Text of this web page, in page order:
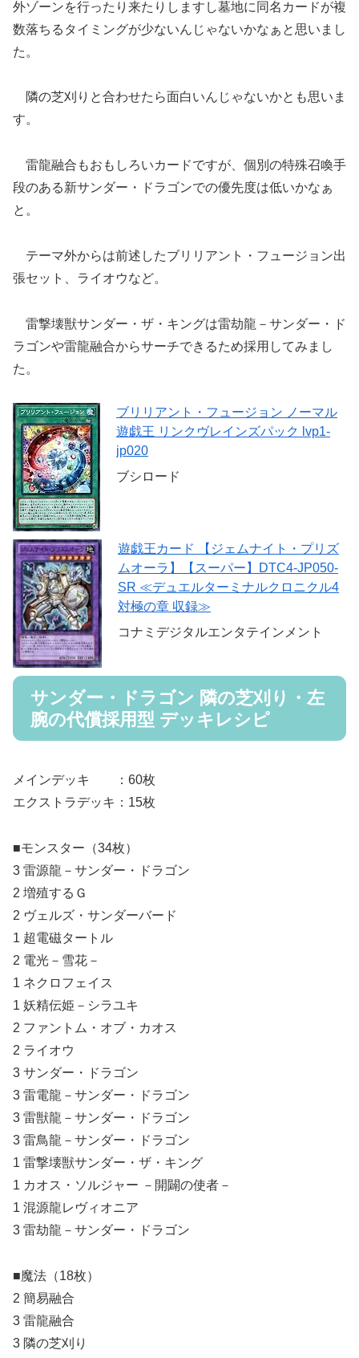
外ゾーンを行ったり来たりしますし墓地に同名カードが複
数落ちるタイミングが少ないんじゃないかなぁと思いまし
た。
隣の芝刈りと合わせたら面白いんじゃないかとも思いま
す。
雷龍融合もおもしろいカードですが、個別の特殊召喚手
段のある新サンダー・ドラゴンでの優先度は低いかなぁ
と。
テーマ外からは前述したブリリアント・フュージョン出
張セット、ライオウなど。
雷撃壊獣サンダー・ザ・キングは雷劫龍－サンダー・ド
ラゴンや雷龍融合からサーチできるため採用してみまし
た。
ブリリアント・フュージョン ノーマル
遊戯王 リンクヴレインズパック lvp1-
jp020
ブシロード
遊戯王カード 【ジェムナイト・プリズ
ムオーラ】【スーパー】DTC4-JP050-
SR ≪デュエルターミナルクロニクル4
対極の章 収録≫
コナミデジタルエンタテインメント
サンダー・ドラゴン 隣の芝刈り・左
腕の代償採用型 デッキレシピ
メインデッキ ：60枚
エクストラデッキ：15枚
■モンスター（34枚）
3 雷源龍－サンダー・ドラゴン
2 増殖するＧ
2 ヴェルズ・サンダーバード
1 超電磁タートル
2 電光－雪花－
1 ネクロフェイス
1 妖精伝姫－シラユキ
2 ファントム・オブ・カオス
2 ライオウ
3 サンダー・ドラゴン
3 雷電龍－サンダー・ドラゴン
3 雷獣龍－サンダー・ドラゴン
3 雷鳥龍－サンダー・ドラゴン
1 雷撃壊獣サンダー・ザ・キング
1 カオス・ソルジャー －開闢の使者－
1 混源龍レヴィオニア
3 雷劫龍－サンダー・ドラゴン
■魔法（18枚）
2 簡易融合
3 雷龍融合
3 隣の芝刈り